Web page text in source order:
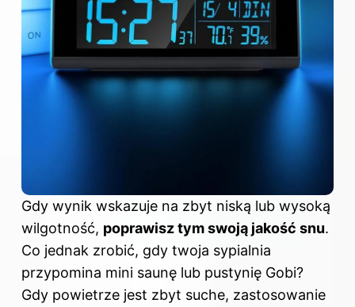
Gdy wynik wskazuje na zbyt niską lub wysoką
wilgotność, poprawisz tym swoją jakość snu.
Co jednak zrobić, gdy twoja sypialnia
przypomina mini saunę lub pustynię Gobi?
Gdy powietrze jest zbyt suche, zastosowanie